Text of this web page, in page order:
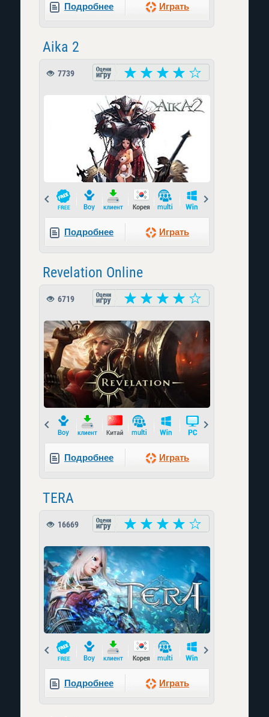
Подробнее Играть
Aika 2
7739
Prev
Подробнее Играть
Revelation Online
6719
Prev
Подробнее Играть
TERA
16669
Prev
Подробнее Играть